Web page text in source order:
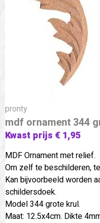
pronty
mdf ornament 344
Kwast prijs € 1,95
MDF Ornament met relief.
Om zelf te beschilderen,
Kan bijvoorbeeld worden
schildersdoek.
Model 344 grote krul.
Maat: 12.5x4cm. Dikte